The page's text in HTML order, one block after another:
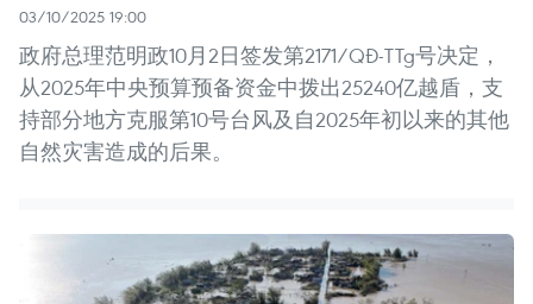
03/10/2025 19:00
政府总理范明政10月2日签发第2171/QĐ-TTg号决定，
从2025年中央预算预备资金中拨出25240亿越盾，支
持部分地方克服第10号台风及自2025年初以来的其他
自然灾害造成的后果。